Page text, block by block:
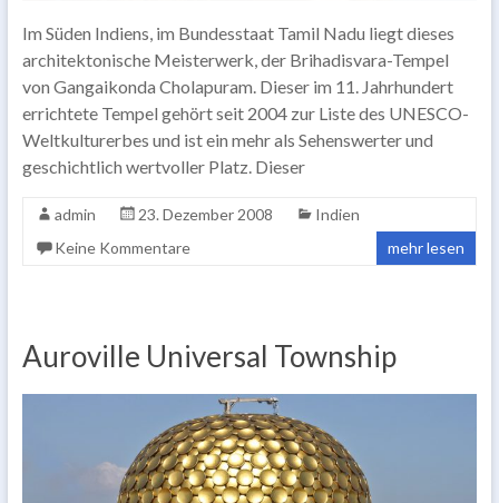
Im Süden Indiens, im Bundesstaat Tamil Nadu liegt dieses
architektonische Meisterwerk, der Brihadisvara-Tempel
von Gangaikonda Cholapuram. Dieser im 11. Jahrhundert
errichtete Tempel gehört seit 2004 zur Liste des UNESCO-
Weltkulturerbes und ist ein mehr als Sehenswerter und
geschichtlich wertvoller Platz. Dieser
admin 23. Dezember 2008
Indien
Keine Kommentare
mehr lesen
Auroville Universal Township